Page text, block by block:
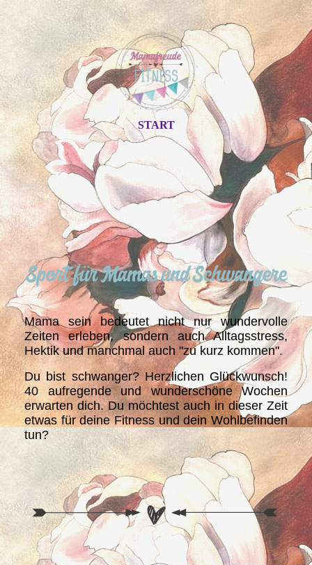
START
Mama sein bedeutet nicht nur wundervolle
Zeiten erleben, sondern auch Alltagsstress,
Hektik und manchmal auch "zu kurz kommen".
Du bist schwanger? Herzlichen Glückwunsch!
40 aufregende und wunderschöne Wochen
erwarten dich. Du möchtest auch in dieser Zeit
etwas für deine Fitness und dein Wohlbefinden
tun?